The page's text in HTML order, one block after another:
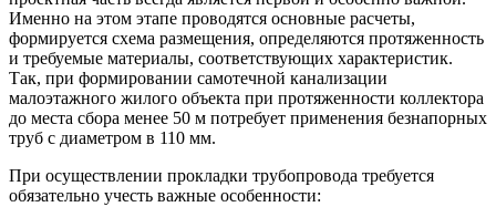
Именно на этом этапе проводятся основные расчеты,
формируется схема размещения, определяются протяженность
и требуемые материалы, соответствующих характеристик.
Так, при формировании самотечной канализации
малоэтажного жилого объекта при протяженности коллектора
до места сбора менее 50 м потребует применения безнапорных
труб с диаметром в 110 мм.
При осуществлении прокладки трубопровода требуется
обязательно учесть важные особенности: